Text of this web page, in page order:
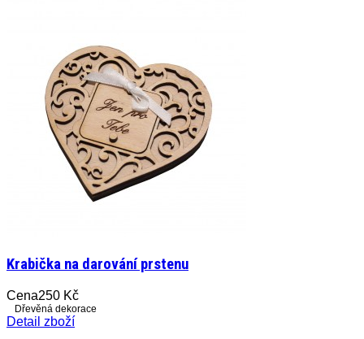
Krabička na darování prstenu
Cena250 Kč
Dřevěná dekorace
Detail zboží